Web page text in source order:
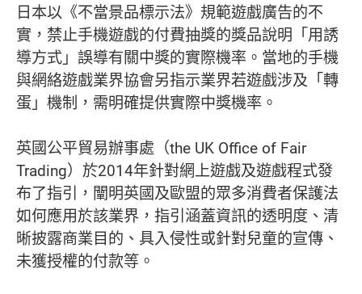
日本以《不當景品標示法》規範遊戲廣告的不
實，禁止手機遊戲的付費抽獎的獎品說明「用誘
導方式」誤導有關中獎的實際機率。當地的手機
與網絡遊戲業界協會另指示業界若遊戲涉及「轉
蛋」機制，需明確提供實際中獎機率。
英國公平貿易辦事處（the UK Office of Fair
Trading）於2014年針對網上遊戲及遊戲程式發
布了指引，闡明英國及歐盟的眾多消費者保護法
如何應用於該業界，指引涵蓋資訊的透明度、清
晰披露商業目的、具入侵性或針對兒童的宣傳、
未獲授權的付款等。